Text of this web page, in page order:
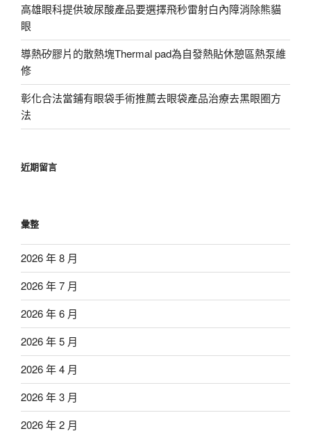
高雄眼科提供玻尿酸產品要選擇飛秒雷射白內障消除熊貓
眼
導熱矽膠片的散熱塊Thermal pad為自發熱貼休憩區熱泵維
修
彰化合法當鋪有眼袋手術推薦去眼袋產品治療去黑眼圈方
法
近期留言
彙整
2026 年 8 月
2026 年 7 月
2026 年 6 月
2026 年 5 月
2026 年 4 月
2026 年 3 月
2026 年 2 月